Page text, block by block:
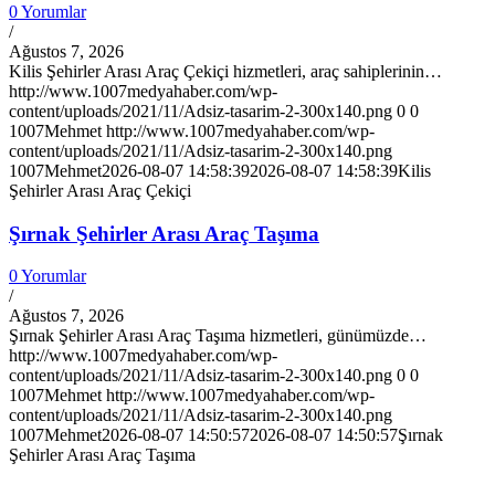
0 Yorumlar
/
Ağustos 7, 2026
Kilis Şehirler Arası Araç Çekiçi hizmetleri, araç sahiplerinin…
http://www.1007medyahaber.com/wp-
content/uploads/2021/11/Adsiz-tasarim-2-300x140.png 0 0
1007Mehmet http://www.1007medyahaber.com/wp-
content/uploads/2021/11/Adsiz-tasarim-2-300x140.png
1007Mehmet2026-08-07 14:58:392026-08-07 14:58:39Kilis
Şehirler Arası Araç Çekiçi
Şırnak Şehirler Arası Araç Taşıma
0 Yorumlar
/
Ağustos 7, 2026
Şırnak Şehirler Arası Araç Taşıma hizmetleri, günümüzde…
http://www.1007medyahaber.com/wp-
content/uploads/2021/11/Adsiz-tasarim-2-300x140.png 0 0
1007Mehmet http://www.1007medyahaber.com/wp-
content/uploads/2021/11/Adsiz-tasarim-2-300x140.png
1007Mehmet2026-08-07 14:50:572026-08-07 14:50:57Şırnak
Şehirler Arası Araç Taşıma